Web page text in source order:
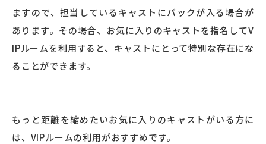
ますので、担当しているキャストにバックが入る場合が
あります。その場合、お気に入りのキャストを指名してV
IPルームを利用すると、キャストにとって特別な存在にな
ることができます。
もっと距離を縮めたいお気に入りのキャストがいる方に
は、VIPルームの利用がおすすめです。